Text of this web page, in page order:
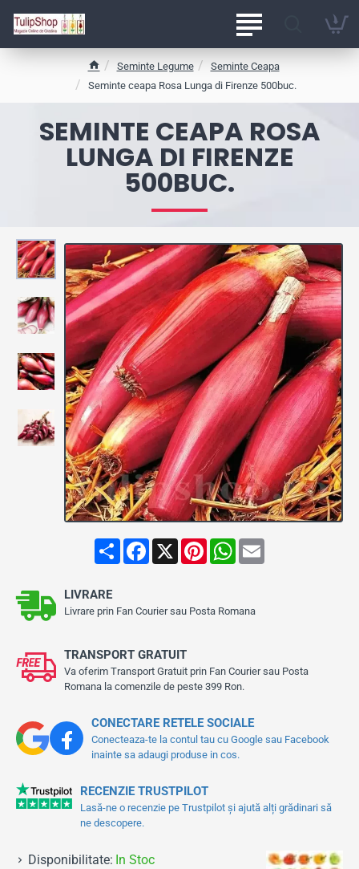
SEMINTE CEAPA ROSA
LUNGA DI FIRENZE
500BUC.
o
e
Seminte Legume
Seminte Ceapa
Seminte ceapa Rosa Lunga di Firenze 500buc.
S
h
F
o
X
P
r
W
A
E
LIVRARE
Livrare prin Fan Courier sau Posta Romana
CONECTARE RETELE SOCIALE
Conecteaza-te la contul tau cu Google sau Facebook
inainte sa adaugi produse in cos.
TRANSPORT GRATUIT
Va oferim Transport Gratuit prin Fan Courier sau Posta
Romana la comenzile de peste 399 Ron.
RECENZIE TRUSTPILOT
Lasă-ne o recenzie pe Trustpilot și ajută alți grădinari să
ne descopere.
Disponibilitate: In Stoc